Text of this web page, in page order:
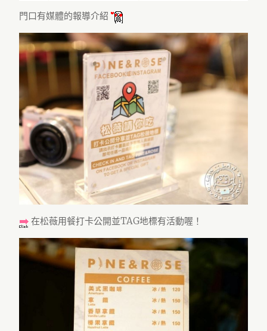
門口有媒體的報導介紹
在松薇用餐打卡公開並TAG地標有活動喔！